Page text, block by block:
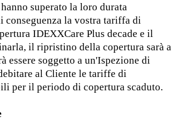
superato la loro durata
conseguenza la vostra tariffa di
IDEXXCare Plus decade e il
il ripristino della copertura sarà a
essere soggetto a un'Ispezione di
al Cliente le tariffe di
per il periodo di copertura scaduto.